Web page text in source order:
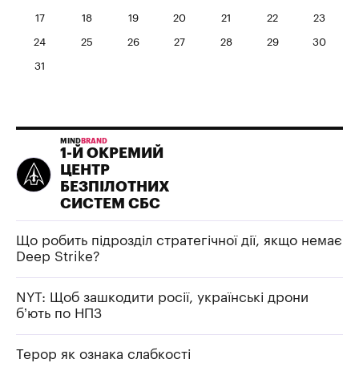
17 18 19 20 21 22 23
24 25 26 27 28 29 30
31
MIND BRAND
1-Й ОКРЕМИЙ
ЦЕНТР
БЕЗПІЛОТНИХ
СИСТЕМ СБС
Що робить підрозділ стратегічної дії, якщо немає
Deep Strike?
NYT: Щоб зашкодити росії, українські дрони
б’ють по НПЗ
Терор як ознака слабкості